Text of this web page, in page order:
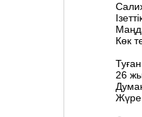
Көк
26
Жүре